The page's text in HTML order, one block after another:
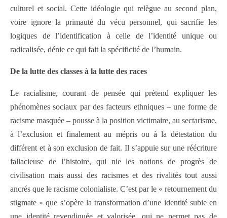
culturel et social. Cette idéologie qui relègue au second plan,
voire ignore la primauté du vécu personnel, qui sacrifie les
logiques de l’identification à celle de l’identité unique ou
radicalisée, dénie ce qui fait la spécificité de l’humain.
De la lutte des classes à la lutte des races
Le racialisme, courant de pensée qui prétend expliquer les
phénomènes sociaux par des facteurs ethniques – une forme de
racisme masquée – pousse à la position victimaire, au sectarisme,
à l’exclusion et finalement au mépris ou à la détestation du
différent et à son exclusion de fait. Il s’appuie sur une réécriture
fallacieuse de l’histoire, qui nie les notions de progrès de
civilisation mais aussi des racismes et des rivalités tout aussi
ancrés que le racisme colonialiste. C’est par le « retournement du
stigmate » que s’opère la transformation d’une identité subie en
une identité revendiquée et valorisée, qui ne permet pas de